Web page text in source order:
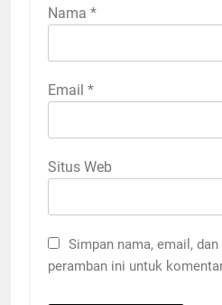
Nama *
Email *
Situs Web
Simpan nama, email,
peramban ini untuk